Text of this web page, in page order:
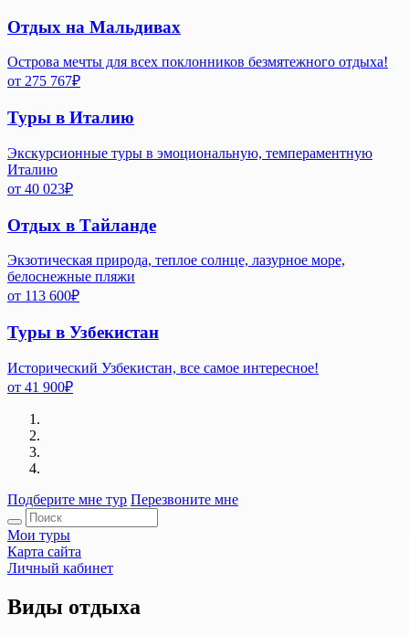
Отдых на Мальдивах
Острова мечты для всех поклонников безмятежного отдыха!
от 275 767₽
Туры в Италию
Экскурсионные туры в эмоциональную, темпераментную
Италию
от 40 023₽
Отдых в Тайланде
Экзотическая природа, теплое солнце, лазурное море,
белоснежные пляжи
от 113 600₽
Туры в Узбекистан
Исторический Узбекистан, все самое интересное!
от 41 900₽
Подберите мне тур Перезвоните мне
Мои туры
Карта сайта
Личный кабинет
Виды отдыха